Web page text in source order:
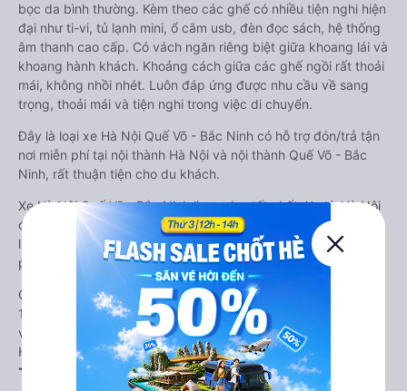
bọc da bình thường. Kèm theo các ghế có nhiều tiện nghi hiện
đại như ti-vi, tủ lạnh mini, ổ cắm usb, đèn đọc sách, hệ thống
âm thanh cao cấp. Có vách ngăn riêng biệt giữa khoang lái và
khoang hành khách. Khoảng cách giữa các ghế ngồi rất thoải
mái, không nhồi nhét. Luôn đáp ứng được nhu cầu về sang
trọng, thoải mái và tiện nghi trong việc di chuyển.
Đây là loại xe Hà Nội Quế Võ - Bắc Ninh có hỗ trợ đón/trả tận
nơi miễn phí tại nội thành Hà Nội và nội thành Quế Võ - Bắc
Ninh, rất thuận tiện cho du khách.
Xe Hà Nội Quế Võ - Bắc Ninh limousine tốt nhất: Xe từ Hà Nội
đi Quế Võ - Bắc Ninh limousine được đánh giá chung có chất
lượng Tốt với điểm đánh giá trung bình từ 3.9/5 dựa trên 210
phản hồi của hành khách Xe về Quế Võ - Bắc Ninh từ Hà Nội.
Giá vé xe limousine đi Quế Võ - Bắc Ninh từ Hà Nội
190000VND của hãng xe Tùng Tuấn Limousine. Tùy thuộc
vào vị trí ngồi của bạn và chương trình khuyến mãi, giá vé Xe
Hà Nội đi Quế Võ - Bắc Ninh limousine này có thể sẽ rẻ hơn
Tư vấn TOP 1 xe khách đi Quế Võ - Bắc